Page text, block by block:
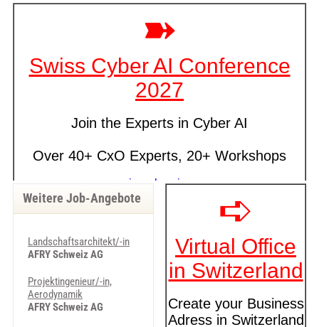
Weitere Job-Angebote
Landschaftsarchitekt/-in
AFRY Schweiz AG
Projektingenieur/-in,
Aerodynamik
AFRY Schweiz AG